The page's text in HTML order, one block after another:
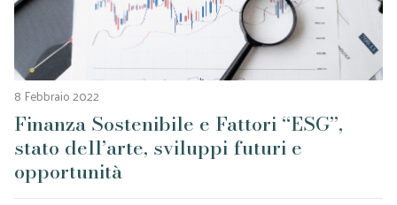
8 Febbraio 2022
Finanza Sostenibile e Fattori “ESG”,
stato dell’arte, sviluppi futuri e
opportunità